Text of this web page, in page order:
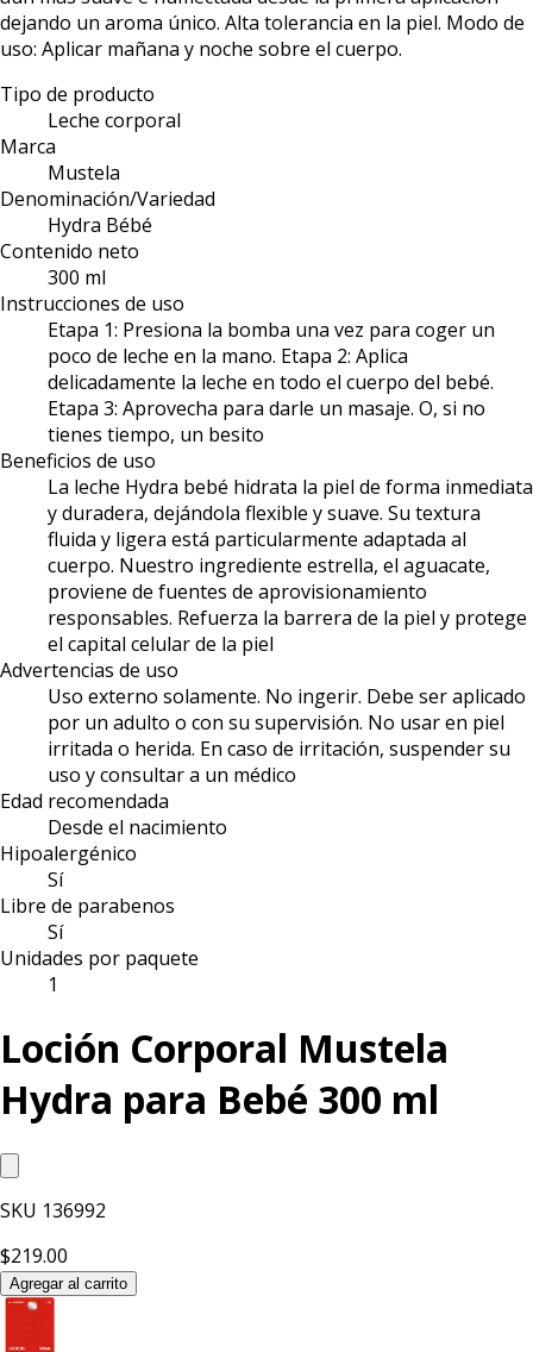
dejando un aroma único. Alta tolerancia en la piel. Modo de
uso: Aplicar mañana y noche sobre el cuerpo.
Tipo de producto
Leche corporal
Marca
Mustela
Denominación/Variedad
Hydra Bébé
Contenido neto
300 ml
Instrucciones de uso
Etapa 1: Presiona la bomba una vez para coger un
poco de leche en la mano. Etapa 2: Aplica
delicadamente la leche en todo el cuerpo del bebé.
Etapa 3: Aprovecha para darle un masaje. O, si no
tienes tiempo, un besito
Beneficios de uso
La leche Hydra bebé hidrata la piel de forma inmediata
y duradera, dejándola flexible y suave. Su textura
fluida y ligera está particularmente adaptada al
cuerpo. Nuestro ingrediente estrella, el aguacate,
proviene de fuentes de aprovisionamiento
responsables. Refuerza la barrera de la piel y protege
el capital celular de la piel
Advertencias de uso
Uso externo solamente. No ingerir. Debe ser aplicado
por un adulto o con su supervisión. No usar en piel
irritada o herida. En caso de irritación, suspender su
uso y consultar a un médico
Edad recomendada
Desde el nacimiento
Hipoalergénico
Sí
Libre de parabenos
Sí
Unidades por paquete
1
Loción Corporal Mustela
Hydra para Bebé 300 ml
SKU 136992
$219.00
Agregar al carrito